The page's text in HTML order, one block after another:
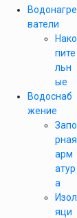
Водонагре
ватели
Нако
пите
льн
ые
Водоснаб
жение
Запо
рная
арм
атур
а
Изол
яци